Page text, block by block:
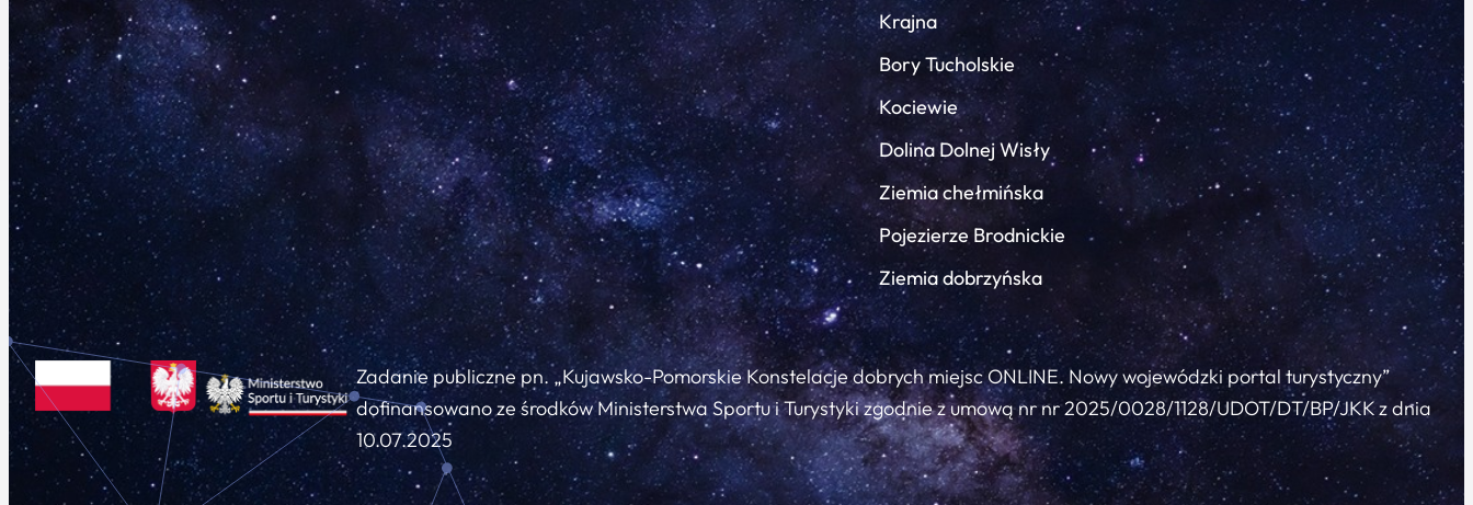
Krajna
Bory Tucholskie
Kociewie
Dolina Dolnej Wisły
Ziemia chełmińska
Pojezierze Brodnickie
Ziemia dobrzyńska
Zadanie publiczne pn. „Kujawsko-Pomorskie Konstelacje dobrych miejsc ONLINE. Nowy wojewódzki portal turystyczny”
dofinansowano ze środków Ministerstwa Sportu i Turystyki zgodnie z umową nr nr 2025/0028/1128/UDOT/DT/BP/JKK z dnia
10.07.2025